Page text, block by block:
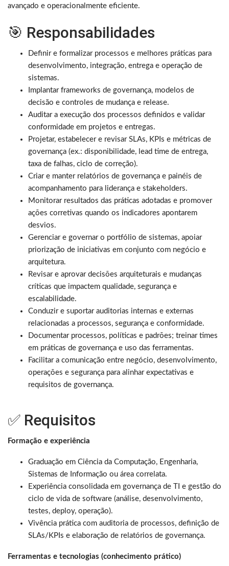
avançado e operacionalmente eficiente.
🎯 Responsabilidades
Definir e formalizar processos e melhores práticas para
desenvolvimento, integração, entrega e operação de
sistemas.
Implantar frameworks de governança, modelos de
decisão e controles de mudança e release.
Auditar a execução dos processos definidos e validar
conformidade em projetos e entregas.
Projetar, estabelecer e revisar SLAs, KPIs e métricas de
governança (ex.: disponibilidade, lead time de entrega,
taxa de falhas, ciclo de correção).
Criar e manter relatórios de governança e painéis de
acompanhamento para liderança e stakeholders.
Monitorar resultados das práticas adotadas e promover
ações corretivas quando os indicadores apontarem
desvios.
Gerenciar e governar o portfólio de sistemas, apoiar
priorização de iniciativas em conjunto com negócio e
arquitetura.
Revisar e aprovar decisões arquiteturais e mudanças
críticas que impactem qualidade, segurança e
escalabilidade.
Conduzir e suportar auditorias internas e externas
relacionadas a processos, segurança e conformidade.
Documentar processos, políticas e padrões; treinar times
em práticas de governança e uso das ferramentas.
Facilitar a comunicação entre negócio, desenvolvimento,
operações e segurança para alinhar expectativas e
requisitos de governança.
✅ Requisitos
Formação e experiência
Graduação em Ciência da Computação, Engenharia,
Sistemas de Informação ou área correlata.
Experiência consolidada em governança de TI e gestão do
ciclo de vida de software (análise, desenvolvimento,
testes, deploy, operação).
Vivência prática com auditoria de processos, definição de
SLAs/KPIs e elaboração de relatórios de governança.
Ferramentas e tecnologias (conhecimento prático)